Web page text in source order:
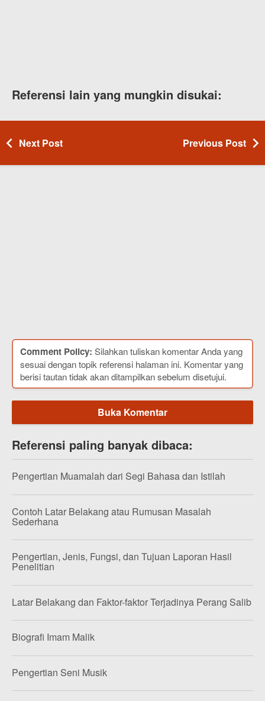
Referensi lain yang mungkin disukai:
Next Post Previous Post
Comment Policy: Silahkan tuliskan komentar Anda yang
sesuai dengan topik referensi halaman ini. Komentar yang
berisi tautan tidak akan ditampilkan sebelum disetujui.
Buka Komentar
Referensi paling banyak dibaca:
Pengertian Muamalah dari Segi Bahasa dan Istilah
Contoh Latar Belakang atau Rumusan Masalah
Sederhana
Pengertian, Jenis, Fungsi, dan Tujuan Laporan Hasil
Penelitian
Latar Belakang dan Faktor-faktor Terjadinya Perang Salib
Biografi Imam Malik
Pengertian Seni Musik